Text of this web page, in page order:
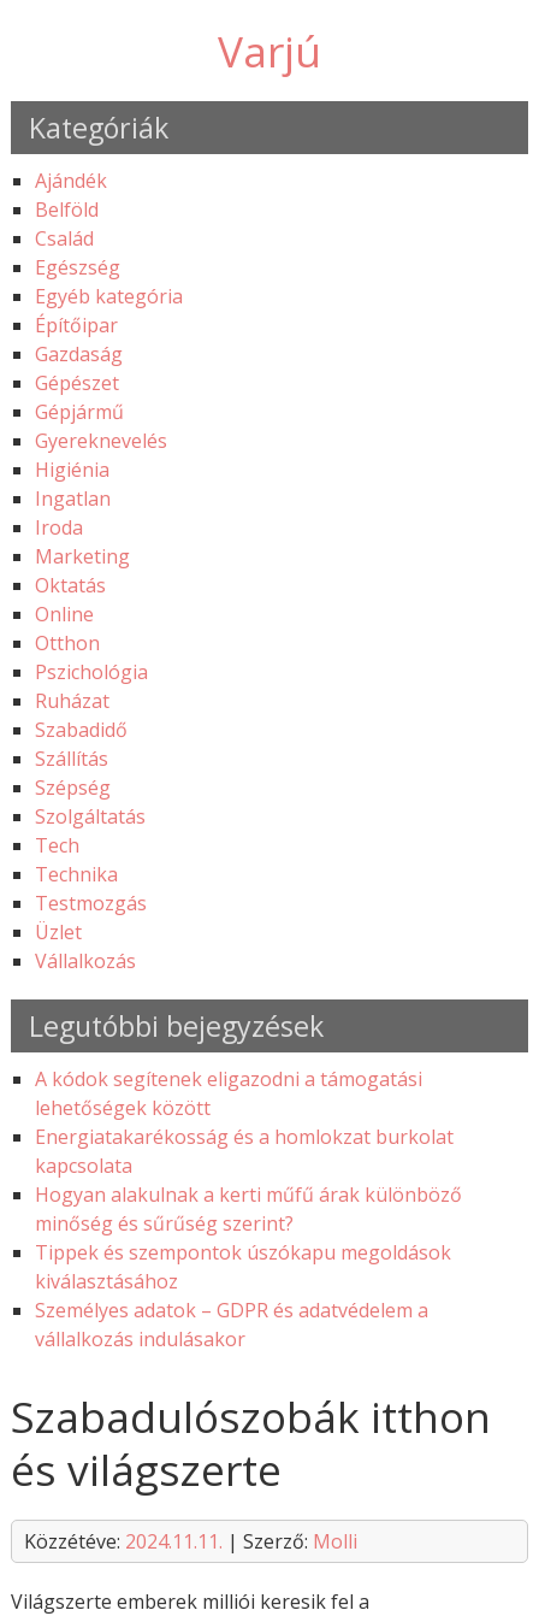
Varjú
Kategóriák
Ajándék
Belföld
Család
Egészség
Egyéb kategória
Építőipar
Gazdaság
Gépészet
Gépjármű
Gyereknevelés
Higiénia
Ingatlan
Iroda
Marketing
Oktatás
Online
Otthon
Pszichológia
Ruházat
Szabadidő
Szállítás
Szépség
Szolgáltatás
Tech
Technika
Testmozgás
Üzlet
Vállalkozás
Legutóbbi bejegyzések
A kódok segítenek eligazodni a támogatási
lehetőségek között
Energiatakarékosság és a homlokzat burkolat
kapcsolata
Hogyan alakulnak a kerti műfű árak különböző
minőség és sűrűség szerint?
Tippek és szempontok úszókapu megoldások
kiválasztásához
Személyes adatok – GDPR és adatvédelem a
vállalkozás indulásakor
Szabadulószobák itthon
és világszerte
Közzétéve: 2024.11.11. | Szerző: Molli
Világszerte emberek milliói keresik fel a